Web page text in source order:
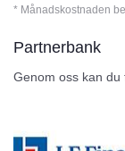
* Månadskostnaden
Partnerbank
Genom oss kan